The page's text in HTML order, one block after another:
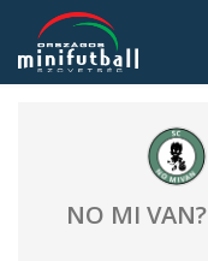
NO MI VAN?